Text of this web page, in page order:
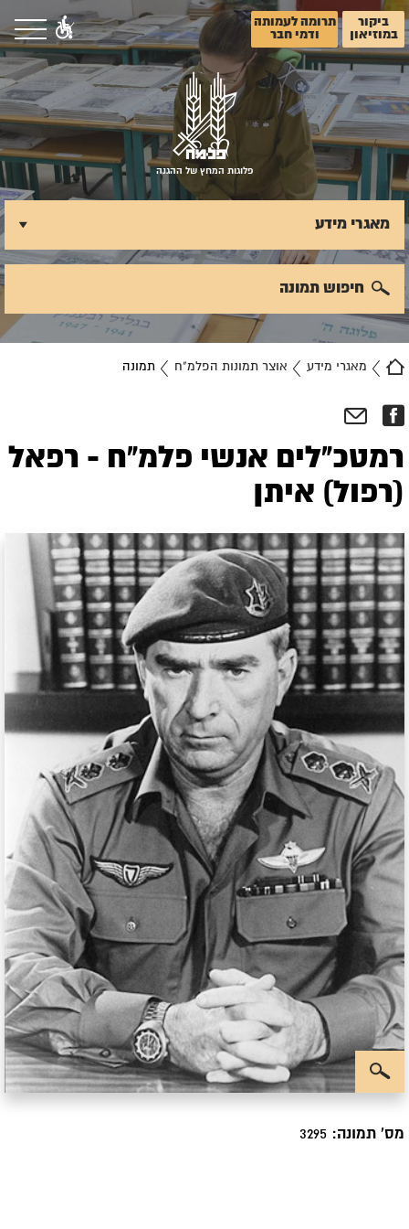
ביקור
במוזיאון
תרומה לעמותה
ודמי חבר
פלוגות המחץ של ההגנה
מאגרי מידע אוצר תמונות הפלמ"ח תמונה
מאגרי מידע
חיפוש תמונה
רמטכ"לים אנשי פלמ"ח - רפאל
(רפול) איתן
מס' תמונה: